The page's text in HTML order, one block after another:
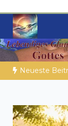
Inhalt
springen
Biblische
der Suche
Neueste
6.Geistliche